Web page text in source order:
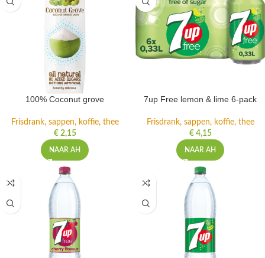
100% Coconut grove
Frisdrank, sappen, koffie, thee
€2,15
NAAR AH
7up Free lemon & lime 6-pack
Frisdrank, sappen, koffie, thee
€4,15
NAAR AH